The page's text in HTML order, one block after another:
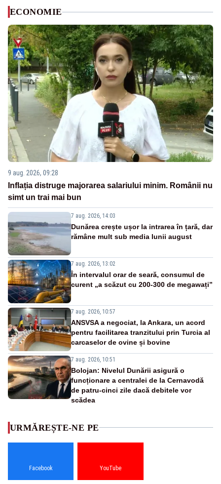
ECONOMIE
9 aug. 2026, 09:28
Inflația distruge majorarea salariului minim. Românii nu
simt un trai mai bun
7 aug. 2026, 14:03
Dunărea crește ușor la intrarea în țară, dar
rămâne mult sub media lunii august
7 aug. 2026, 13:02
În intervalul orar de seară, consumul de
curent „a scăzut cu 200-300 de megawați”
7 aug. 2026, 10:57
ANSVSA a negociat, la Ankara, un acord
pentru facilitarea tranzitului prin Turcia al
carcaselor de ovine și bovine
7 aug. 2026, 10:51
Bolojan: Nivelul Dunării asigură o
funcționare a centralei de la Cernavodă
de patru-cinci zile dacă debitele vor
scădea
URMĂREȘTE-NE PE
Facebook YouTube